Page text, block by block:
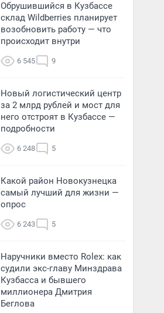
Обрушившийся в Кузбассе
склад Wildberries планирует
возобновить работу — что
происходит внутри
6 545 9
Новый логистический центр
за 2 млрд рублей и мост для
него отстроят в Кузбассе —
подробности
6 248 5
Какой район Новокузнецка
самый лучший для жизни —
опрос
6 243 5
Наручники вместо Rolex: как
судили экс-главу Минздрава
Кузбасса и бывшего
миллионера Дмитрия
Беглова